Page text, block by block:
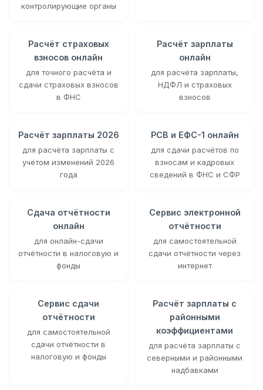
контролирующие органы
Расчёт страховых
взносов онлайн
для точного расчёта и
сдачи страховых взносов
в ФНС
Расчёт зарплаты
онлайн
для расчёта зарплаты,
НДФЛ и страховых
взносов
Расчёт зарплаты 2026
для расчёта зарплаты с
учётом изменений 2026
года
РСВ и ЕФС-1 онлайн
для сдачи расчётов по
взносам и кадровых
сведений в ФНС и СФР
Сдача отчётности
онлайн
для онлайн-сдачи
отчётности в налоговую и
фонды
Сервис электронной
отчётности
для самостоятельной
сдачи отчётности через
интернет
Сервис сдачи
отчётности
для самостоятельной
сдачи отчётности в
налоговую и фонды
Расчёт зарплаты с
районными
коэффициентами
для расчёта зарплаты с
северными и районными
надбавками